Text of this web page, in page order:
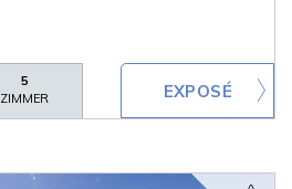
5
ZIMMER